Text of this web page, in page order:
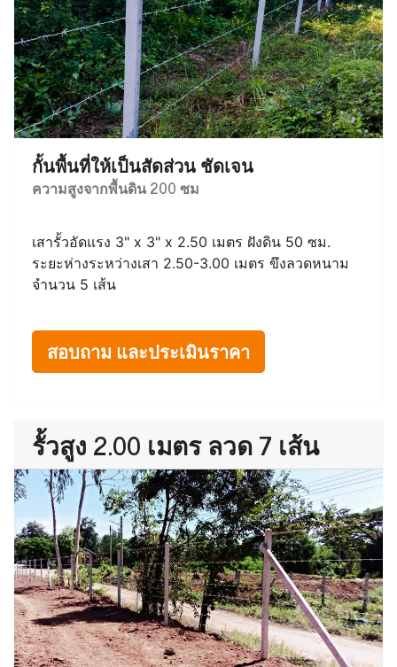
กั้นพื้นที่ให้เป็นสัดส่วน ชัดเจน
ความสูงจากพื้นดิน 200 ซม
เสารั้วอัดแรง 3" x 3" x 2.50 เมตร ฝังดิน 50 ซม.
ระยะห่างระหว่างเสา 2.50-3.00 เมตร ขึงลวดหนาม
จำนวน 5 เส้น
สอบถาม และประเมินราคา
รั้วสูง 2.00 เมตร ลวด 7 เส้น